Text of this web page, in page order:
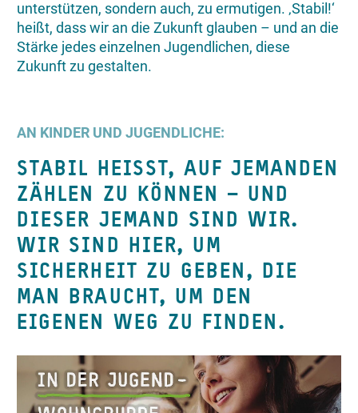
unterstützen, sondern auch, zu ermutigen. ‚Stabil!‘
heißt, dass wir an die Zukunft glauben – und an die
Stärke jedes einzelnen Jugendlichen, diese
Zukunft zu gestalten.
AN KINDER UND JUGENDLICHE:
STABIL HEISST, AUF JEMANDEN
ZÄHLEN ZU KÖNNEN – UND
DIESER JEMAND SIND WIR.
WIR SIND HIER, UM
SICHERHEIT ZU GEBEN, DIE
MAN BRAUCHT, UM DEN
EIGENEN WEG ZU FINDEN.